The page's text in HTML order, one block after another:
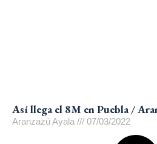
Así llega el 8M en Puebla /
Aranzazú Ayala 07/03/2022